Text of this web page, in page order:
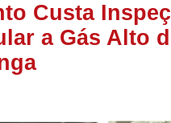
Custa
a Gás Alto